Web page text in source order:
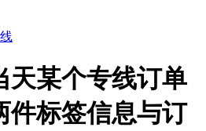
天某个专线订单
件标签信息与订